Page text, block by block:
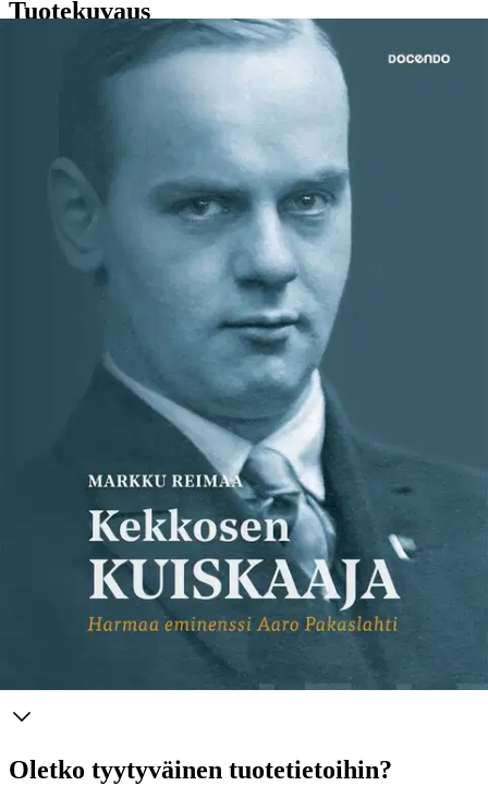
Tuotekuvaus
Suomen kriittiset vuodet aitiopaikalta. Aaro Pakaslahti (1903-1969)
oli korkean tason diplomaatti, joka toimi suuressa roolissa Suomen
vaan otti esimerkiksi vahvasti kantaa talvisodan rauhansopimuksen
esittelyä vastaan - tehtävää, joka oli hänelle itselleen langennut.
Välirauhan aikana ja seuraavina vuosina hän toimi läheisessä
yhteistyössä ystävänsä Urho Kekkosen kanssa.
Pakaslahti joutui syrjään ja palasi diplomaatin uralle vasta Kekkosen
presidenttikaudella. Elämäkertateos Kekkosen kuiskaaja täydentää
kuvaa isänmaallisen innostuksen sävyttämästä 1920-30-luvuista ja
vaikeista sotavuosista. Pakaslahti kirjoitti muistelmat talvisodasta, ja
nyt ne täydentyvät tutkimuksella, joka perustuu suureksi osaksi
hänen merkintöihinsä ja havaintoihin välirauhan vuosilta, jatkosodan
alusta ja näköalapaikalta Euroopassa, missä hän toimi Suomen
lähettiläänä Vichyn Ranskassa. Kirja tarjoaa runsaasti havaintoja
päätöksenteon ytimestä, osuvia henkilökuvia ja tuoreita tulkintoja
monesta keskeisestä Suomen historian polttopisteestä. Teoksen
taustalla on dosentti Johannes Pakaslahden hallussa olevaa aiemmin
tutkimatonta aineistoa. Siitä selviää, että Aaro Pakaslahti oli ahkera
kirjailija. Teoksen kirjoittaja VTT Markku Reimaa on itse pitkän
linjan diplomaatti, joka on toiminut mm. Suomen ETYK-
suurlähettiläänä Wienissä ja aseriisuntalähettiläänä Genevessä.
Docendo julkaisi vuonna 2015 hänen kirjansa Pohjoismaisia
yhteyksiä - Saksan vallan varjossa 1940-1944.
tuotekuvausta
Oletko tyytyväinen tuotetietoihin?